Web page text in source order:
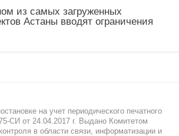
из самых загруженных
Астаны вводят ограничения
на учет периодического печатного
СИ от 24.04.2017 г. Выдано Комитетом
в области связи, информатизации и